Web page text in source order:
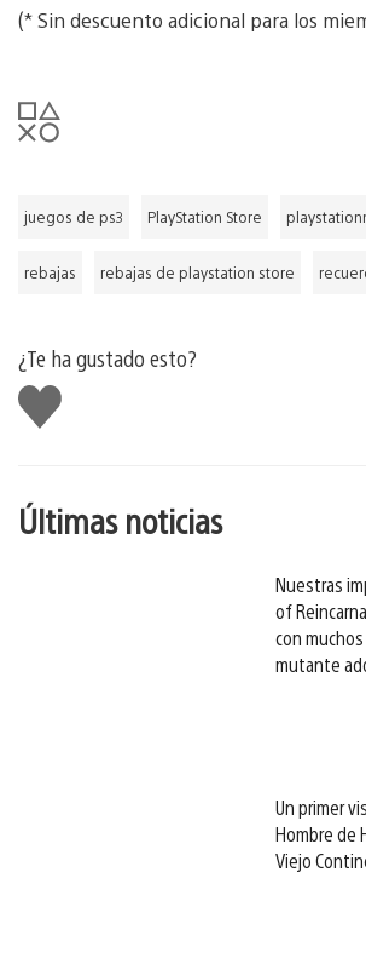
(* Sin descuento adicional para los
juegos de ps3 PlayStation Store
rebajas rebajas de playstation store
¿Te ha gustado esto?
Me
gusta
Últimas noticias
Nuestras
of
con
mutante
Un primer
Hombre de
Viejo